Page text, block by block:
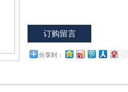
订购留言
分享到：